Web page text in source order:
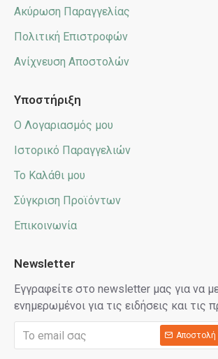
Ακύρωση Παραγγελίας
Πολιτική Επιστροφών
Ανίχνευση Αποστολών
Υποστήριξη
Ο Λογαριασμός μου
Ιστορικό Παραγγελιών
Το Καλάθι μου
Σύγκριση Προϊόντων
Επικοινωνία
Newsletter
Εγγραφείτε στο newsletter μας για να
ενημερωμένοι για τις ειδήσεις και τις
Αποστολή